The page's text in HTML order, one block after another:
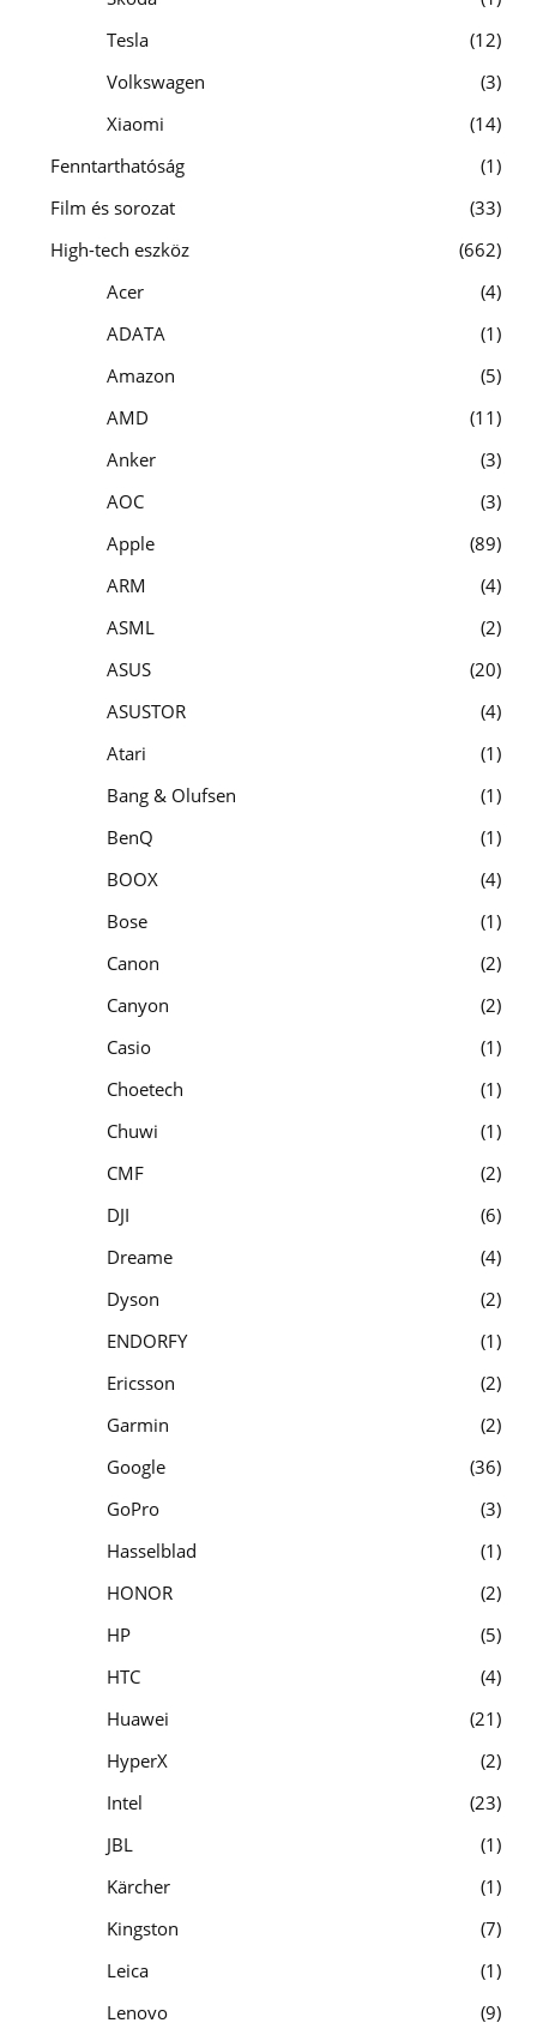
Tesla
12
Volkswagen
3
Xiaomi
14
Fenntarthatóság
1
Film és sorozat
33
High-tech eszköz
662
Acer
4
ADATA
1
Amazon
5
AMD
11
Anker
3
AOC
3
Apple
89
ARM
4
ASML
2
ASUS
20
ASUSTOR
4
Atari
1
Bang & Olufsen
1
BenQ
1
BOOX
4
Bose
1
Canon
2
Canyon
2
Casio
1
Choetech
1
Chuwi
1
CMF
2
DJI
6
Dreame
4
Dyson
2
ENDORFY
1
Ericsson
2
Garmin
2
Google
36
GoPro
3
Hasselblad
1
HONOR
2
HP
5
HTC
4
Huawei
21
HyperX
2
Intel
23
JBL
1
Kärcher
1
Kingston
7
Leica
1
Lenovo
9